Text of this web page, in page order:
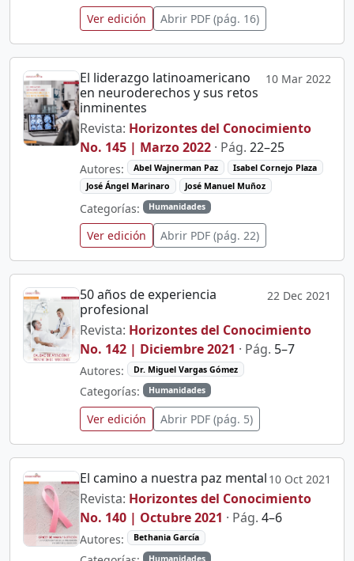
Ver edición Abrir PDF (pág. 16)
El liderazgo latinoamericano
en neuroderechos y sus retos
inminentes
10 Mar 2022
Revista: Horizontes del Conocimiento
No. 145 | Marzo 2022 · Pág. 22–25
Autores: Abel Wajnerman Paz
Isabel Cornejo Plaza
José Ángel Marinaro
José Manuel Muñoz
Categorías: Humanidades
Ver edición Abrir PDF (pág. 22)
50 años de experiencia
profesional
22 Dec 2021
Revista: Horizontes del Conocimiento
No. 142 | Diciembre 2021 · Pág. 5–7
Autores: Dr. Miguel Vargas Gómez
Categorías: Humanidades
Ver edición Abrir PDF (pág. 5)
El camino a nuestra paz mental 10 Oct 2021
Revista: Horizontes del Conocimiento
No. 140 | Octubre 2021 · Pág. 4–6
Autores: Bethania García
Humanidades